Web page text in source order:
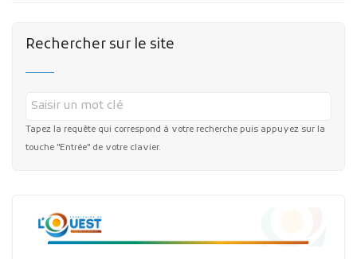
Rechercher sur le site
Tapez la requête qui correspond à votre recherche puis appuyez sur la
touche "Entrée" de votre clavier.